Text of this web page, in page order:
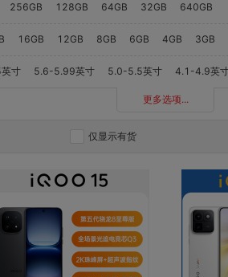
256GB 128GB 64GB 32GB 640GB
16GB 12GB 8GB 6GB 4GB 3GB
寸 5.6-5.99英寸 5.0-5.5英寸 4.1-4.9英
更多选项...
仅显示有货